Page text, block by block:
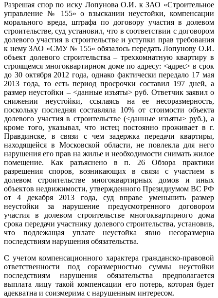
Разрешая спор по иску Лопунова О.И. к ЗАО «Строительное
управление № 155» о взыскании неустойки, компенсации
морального вреда, штрафа по договору участия в долевом
строительстве, суд установил, что в соответствии с договором
долевого участия в строительстве и уступки прав требования
к нему ЗАО «СМУ № 155» обязалось передать Лопунову О.И.
объект долевого строительства – трехкомнатную квартиру в
строящемся многоквартирном доме по адресу: <адрес> в срок
до 30 октября 2012 года, однако фактически передало 17 мая
2013 года, то есть период просрочки составил 197 дней, а
размер неустойки – <данные изъяты> руб. Ответчик заявил о
снижении неустойки, ссылаясь на ее несоразмерность,
поскольку последняя составляла 10% от стоимости объекта
долевого участия в строительстве (<данные изъяты> руб.), а
кроме того, указывал, что истец постоянно проживает в г.
Правдинске, в связи с чем задержка передачи квартиры,
находящейся в Московской области, не повлекла для него
нарушения его прав на жилье и необходимости снимать жилое
помещение. Как разъяснено в п. 26 Обзора практики
разрешения споров, возникающих в связи с участием в
долевом строительстве многоквартирных домов и иных
объектов недвижимости, утвержденного Президиумом ВС РФ
от 4 декабря 2013 года, суд вправе уменьшить размер
неустойки за нарушение предусмотренного договором
участия в долевом строительстве многоквартирного дома
срока передачи участнику долевого строительства, установив,
что подлежащая уплате неустойка явно несоразмерна
последствиям нарушения обязательства.
С учетом компенсационного характера гражданско-правовой
ответственности под соразмерностью суммы неустойки
последствиям нарушения обязательства предполагается
выплата лицу такой компенсации его потерь, которая будет
адекватна и соизмерима с нарушенным интересом.